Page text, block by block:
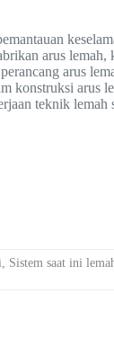
arus lemah,
arus
konstruksi arus
teknik lemah
, Sistem saat ini